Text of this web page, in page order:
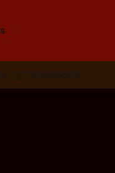
✉️ Nieuwsbrief